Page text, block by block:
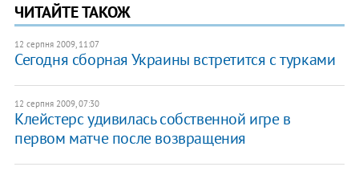
ЧИТАЙТЕ ТАКОЖ
12 серпня 2009, 11:07
Сегодня сборная Украины встретится с турками
12 серпня 2009, 07:30
Клейстерс удивилась собственной игре в
первом матче после возвращения